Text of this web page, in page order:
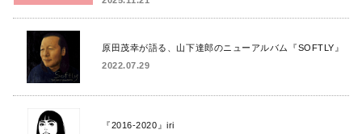
原田茂幸が語る、山下達郎のニューアルバム『SOFTLY』
2022.07.29
『2016-2020』iri